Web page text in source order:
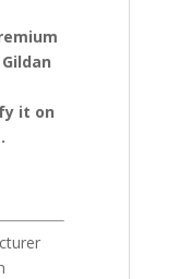
it on